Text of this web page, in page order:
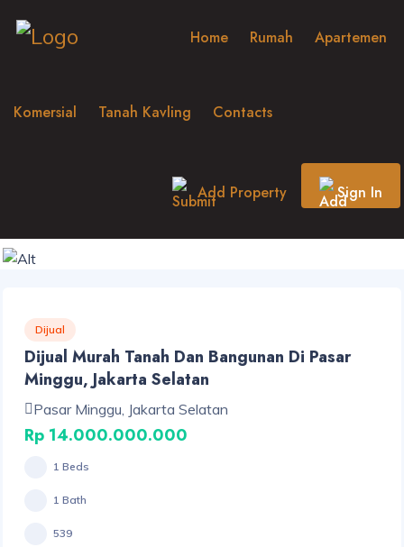
Home Rumah Apartemen
Komersial Tanah Kavling Contacts
Add Property Sign In
Dijual
Dijual Murah Tanah Dan Bangunan Di Pasar
Minggu, Jakarta Selatan
Pasar Minggu, Jakarta Selatan
Rp 14.000.000.000
1 Beds
1 Bath
539